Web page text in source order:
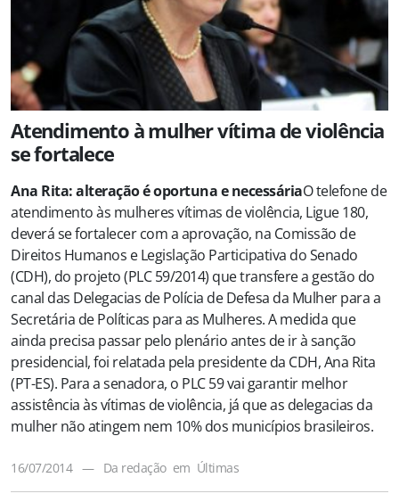
Atendimento à mulher vítima de violência
se fortalece
Ana Rita: alteração é oportuna e necessáriaO telefone de
atendimento às mulheres vítimas de violência, Ligue 180,
deverá se fortalecer com a aprovação, na Comissão de
Direitos Humanos e Legislação Participativa do Senado
(CDH), do projeto (PLC 59/2014) que transfere a gestão do
canal das Delegacias de Polícia de Defesa da Mulher para a
Secretária de Políticas para as Mulheres. A medida que
ainda precisa passar pelo plenário antes de ir à sanção
presidencial, foi relatada pela presidente da CDH, Ana Rita
(PT-ES). Para a senadora, o PLC 59 vai garantir melhor
assistência às vítimas de violência, já que as delegacias da
mulher não atingem nem 10% dos municípios brasileiros.
16/07/2014 — Da redação em Últimas